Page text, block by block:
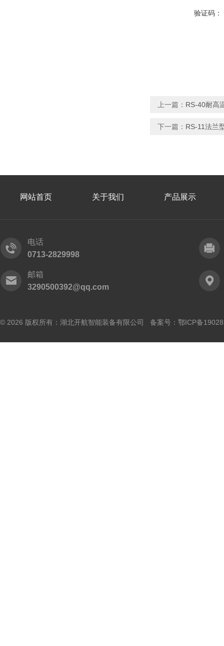
验证码：
上一篇： RS-40耐高
下一篇： RS-11法兰
网站首页 关于我们 产品展示
电话
0713-2829998
邮箱
3290500392@qq.com
© 2026 版权所有：湖北开航智能装备有限公司 备案号： 鄂ICP备